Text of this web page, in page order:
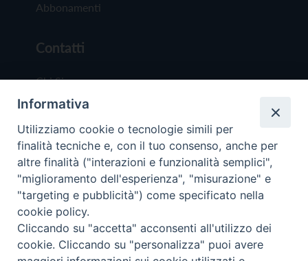
Abbonamenti
Contatti
Chi Siamo
Redazione
Scrivici
Copyright © 2019 - Tutti i diritti riservati - Vita
Trentina Editrice
Informativa
Utilizziamo cookie o tecnologie simili per
finalità tecniche e, con il tuo consenso, anche per
altre finalità ("interazioni e funzionalità semplici",
"miglioramento dell'esperienza", "misurazione" e
"targeting e pubblicità") come specificato nella
cookie policy.
Cliccando su "accetta" acconsenti all'utilizzo dei
cookie. Cliccando su "personalizza" puoi avere